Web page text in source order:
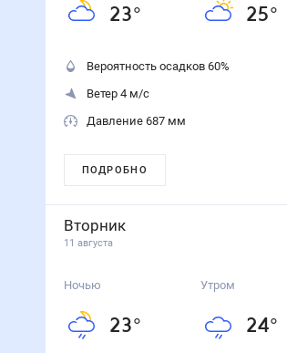
23° 25°
Вероятность осадков 60%
Ветер 4 м/с
Давление 687 мм
ПОДРОБНО
Вторник
11 августа
Ночью
23°
Утром
24°